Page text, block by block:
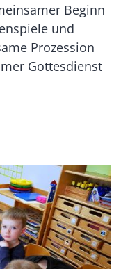
Beginn
und
Prozession
Gottesdienst